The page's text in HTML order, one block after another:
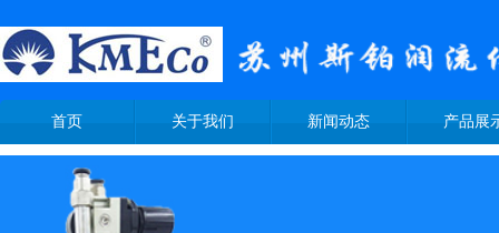
首页 关于我们 新闻动态 产品展